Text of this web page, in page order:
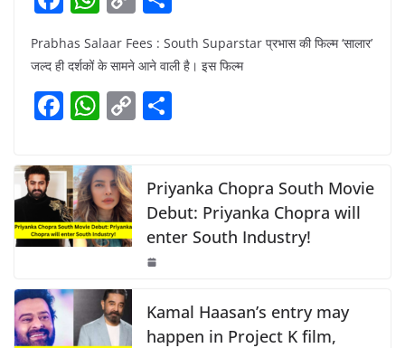
c
e
b
o
k
at
s
A
p
p
y
Li
ar
Prabhas Salaar Fees : South Suparstar प्रभास की फिल्म ‘सालार’
जल्द ही दर्शकों के सामने आने वाली है। इस फिल्म
F
c
e
b
o
k
W
at
s
A
p
C
y
Li
n
k
e
Priyanka Chopra South Movie
Debut: Priyanka Chopra will
enter South Industry!
Kamal Haasan’s entry may
happen in Project K film,